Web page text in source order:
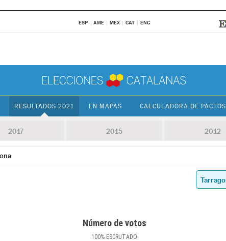
ESP AME MEX CAT ENG
RESULTADOS 2021 EN MAPAS CALCULADORA DE PACTOS
2017 2015 2012
Número de votos
100% ESCRUTADO